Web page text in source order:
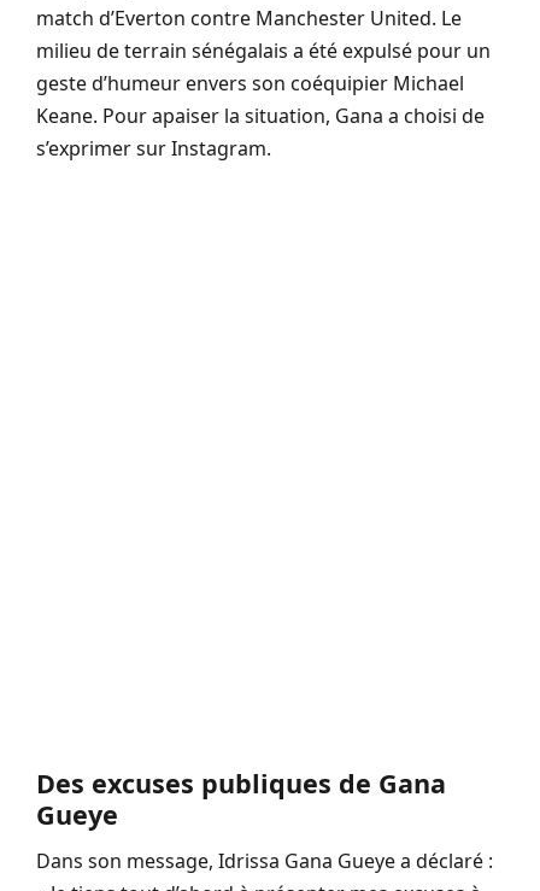
match d’Everton contre Manchester United. Le
milieu de terrain sénégalais a été expulsé pour un
geste d’humeur envers son coéquipier Michael
Keane. Pour apaiser la situation, Gana a choisi de
s’exprimer sur Instagram.
Des excuses publiques de Gana
Gueye
Dans son message, Idrissa Gana Gueye a déclaré :